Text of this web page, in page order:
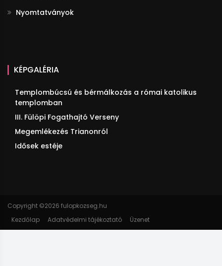
Nyomtatványok
KÉPGALÉRIA
Templombúcsú és bérmálkozás a római katolikus
templomban
III. Fülöpi Fogathajtó Verseny
Megemlékezés Trianonról
Idősek estéje
Copyright ©2026 fulopkozseg.hu
Kezdőlap
Adatvédelmi tájékoztató Üzenet